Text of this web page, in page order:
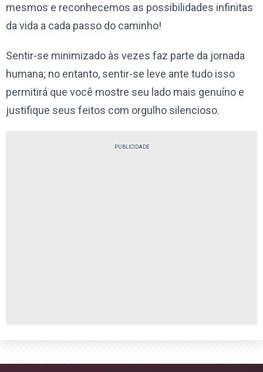
mesmos e reconhecemos as possibilidades infinitas
da vida a cada passo do caminho!
Sentir-se minimizado às vezes faz parte da jornada
humana; no entanto, sentir-se leve ante tudo isso
permitirá que você mostre seu lado mais genuíno e
justifique seus feitos com orgulho silencioso.
PUBLICIDADE